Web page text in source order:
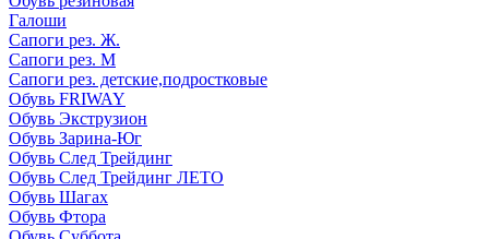
Галоши
Сапоги рез. Ж.
Сапоги рез. М
Сапоги рез. детские,подростковые
Обувь FRIWAY
Обувь Экструзион
Обувь Зарина-Юг
Обувь След Трейдинг
Обувь След Трейдинг ЛЕТО
Обувь Шагах
Обувь Фтора